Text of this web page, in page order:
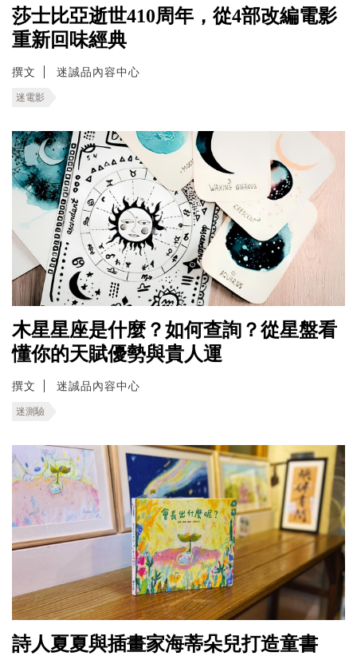
莎士比亞逝世410周年，從4部改編電影
重新回味經典
撰文 迷誠品內容中心
迷電影
木星星座是什麼？如何查詢？從星盤看
懂你的天賦優勢與貴人運
撰文 迷誠品內容中心
迷測驗
詩人夏夏與插畫家海蒂朵兒打造童書